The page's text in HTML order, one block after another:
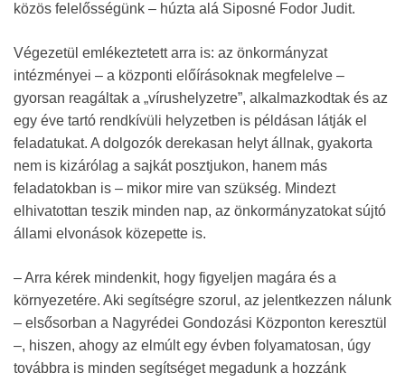
közös felelősségünk – húzta alá Siposné Fodor Judit.
Végezetül emlékeztetett arra is: az önkormányzat
intézményei – a központi előírásoknak megfelelve –
gyorsan reagáltak a „vírushelyzetre”, alkalmazkodtak és az
egy éve tartó rendkívüli helyzetben is példásan látják el
feladatukat. A dolgozók derekasan helyt állnak, gyakorta
nem is kizárólag a sajkát posztjukon, hanem más
feladatokban is – mikor mire van szükség. Mindezt
elhivatottan teszik minden nap, az önkormányzatokat sújtó
állami elvonások közepette is.
– Arra kérek mindenkit, hogy figyeljen magára és a
környezetére. Aki segítségre szorul, az jelentkezzen nálunk
– elsősorban a Nagyrédei Gondozási Központon keresztül
–, hiszen, ahogy az elmúlt egy évben folyamatosan, úgy
továbbra is minden segítséget megadunk a hozzánk